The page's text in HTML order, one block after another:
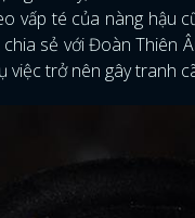
vấp té của nàng hậu
sẻ với Đoàn Thiên
việc trở nên gây tranh